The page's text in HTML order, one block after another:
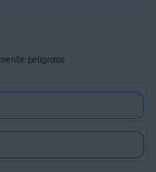
peligrosos